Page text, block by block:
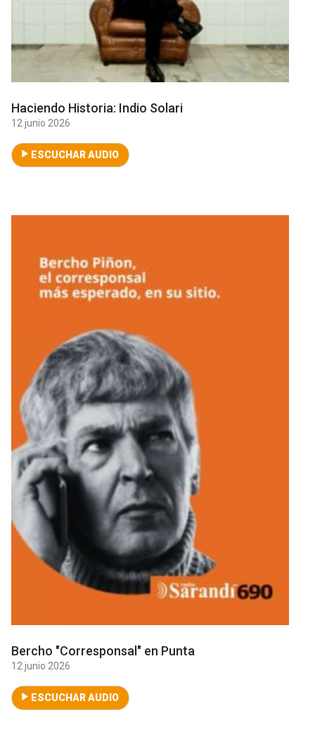
Haciendo Historia: Indio Solari
12 junio 2026
ESCUCHAR AUDIO
Bercho "Corresponsal" en Punta
12 junio 2026
ESCUCHAR AUDIO